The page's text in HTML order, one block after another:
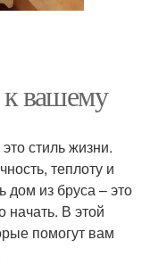
вашему
стиль жизни.
теплоту и
дом из бруса – это
начать. В этой
помогут вам